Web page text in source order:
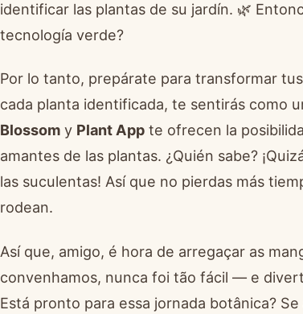
identificar las plantas de su jardín. 🌿
tecnología verde?
Por lo tanto, prepárate para transformar
cada planta identificada, te sentirás como
Blossom y Plant App te ofrecen la
amantes de las plantas. ¿Quién sabe?
las suculentas! Así que no pierdas más
rodean.
Así que, amigo, é hora de arregaçar as
convenhamos, nunca foi tão fácil — e
Está pronto para essa jornada botânica?